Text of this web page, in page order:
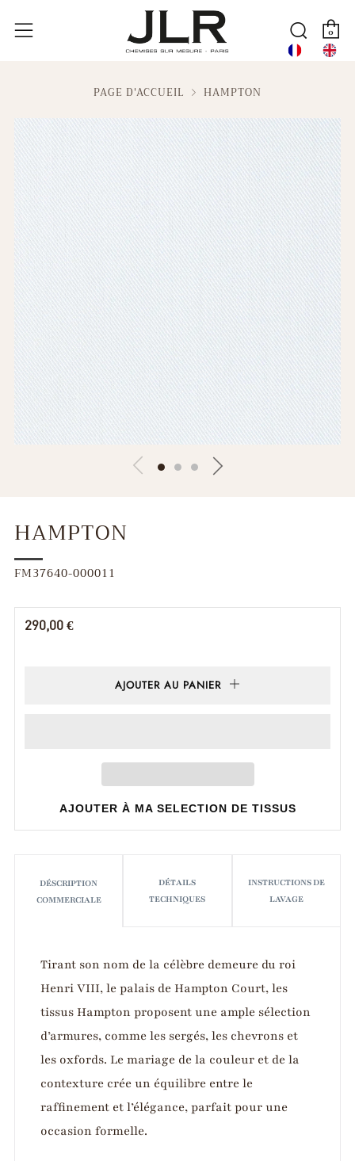
Menu
0
PAGE D'ACCUEIL HAMPTON
HAMPTON
FM37640-000011
Prix
290,00 €
AJOUTER AU PANIER
AJOUTER À MA SELECTION DE TISSUS
DÉSCRIPTION
COMMERCIALE
DÉTAILS
TECHNIQUES
INSTRUCTIONS DE
LAVAGE
Tirant son nom de la célèbre demeure du roi
Henri VIII, le palais de Hampton Court, les
tissus Hampton proposent une ample sélection
d’armures, comme les sergés, les chevrons et
les oxfords. Le mariage de la couleur et de la
contexture crée un équilibre entre le
raffinement et l’élégance, parfait pour une
occasion formelle.